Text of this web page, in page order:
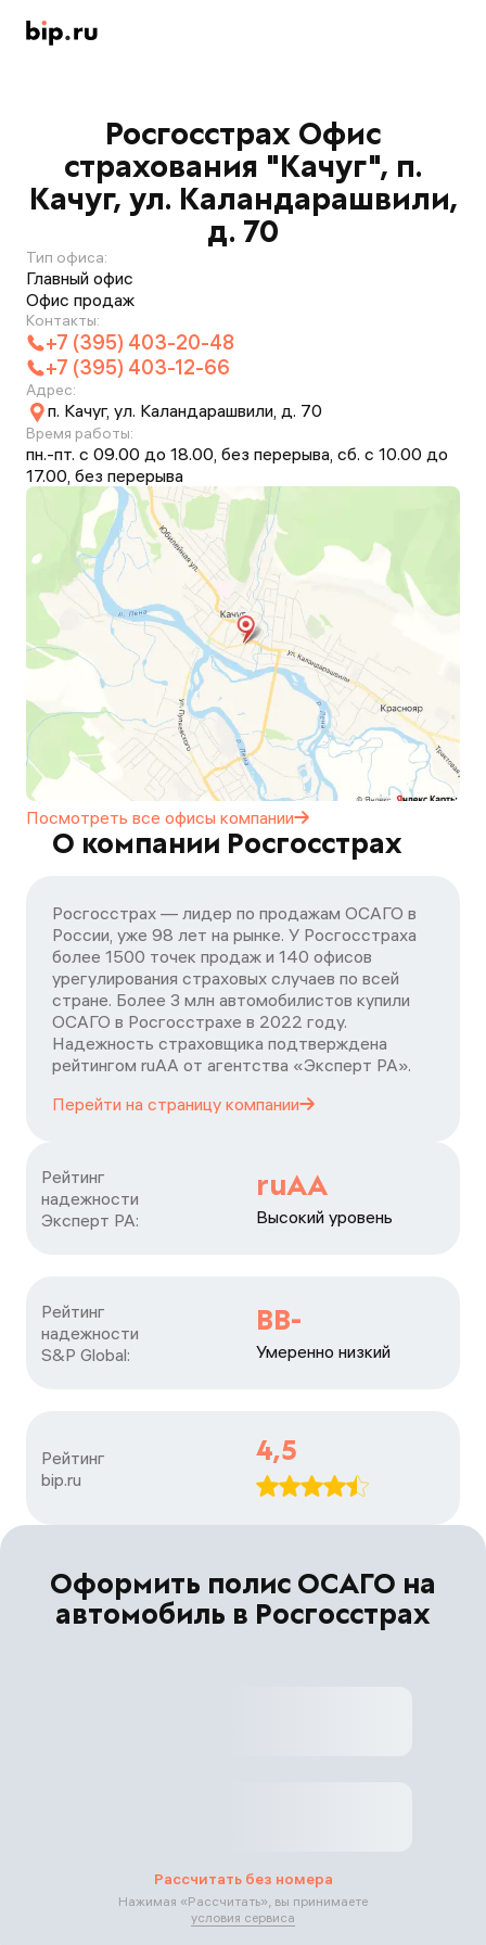
Росгосстрах Офис
страхования "Качуг", п.
Качуг, ул. Каландарашвили,
д. 70
Тип офиса:
Главный офис
Офис продаж
Контакты:
+7 (395) 403-20-48
+7 (395) 403-12-66
Адрес:
п. Качуг, ул. Каландарашвили, д. 70
Время работы:
пн.-пт. с 09.00 до 18.00, без перерыва, сб. с 10.00 до
17.00, без перерыва
Посмотреть все офисы компании
О компании Росгосстрах
Росгосстрах — лидер по продажам ОСАГО в
России, уже 98 лет на рынке. У Росгосстраха
более 1500 точек продаж и 140 офисов
урегулирования страховых случаев по всей
стране. Более 3 млн автомобилистов купили
ОСАГО в Росгосстрахе в 2022 году.
Надежность страховщика подтверждена
рейтингом ruАА от агентства «Эксперт РА».
Перейти на страницу компании
Рейтинг
надежности
Эксперт РА:
ruAA
Высокий уровень
Рейтинг
надежности
S&P Global:
BB-
Умеренно низкий
Рейтинг
bip.ru
4,5
Оформить полис ОСАГО на
автомобиль в Росгосстрах
Рассчитать без номера
Нажимая «Рассчитать», вы принимаете
условия сервиса